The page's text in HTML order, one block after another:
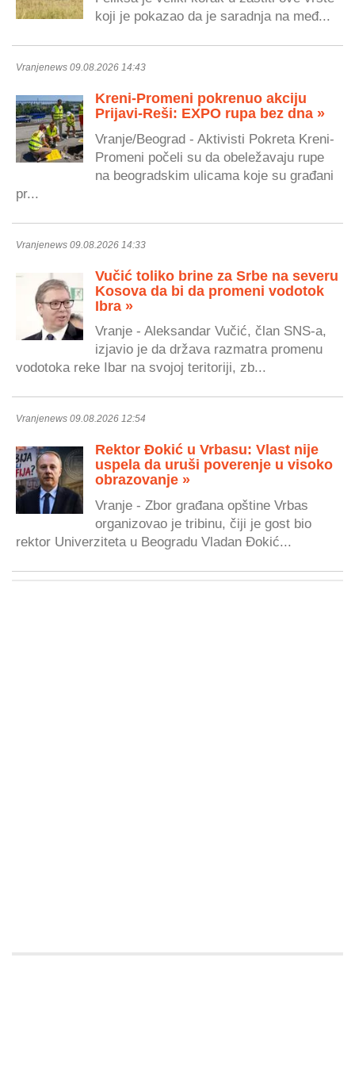
koji je pokazao da je saradnja na međ...
Vranjenews 09.08.2026 14:43
Kreni-Promeni pokrenuo akciju
Prijavi-Reši: EXPO rupa bez dna »
Vranje/Beograd - Aktivisti Pokreta Kreni-
Promeni počeli su da obeležavaju rupe
na beogradskim ulicama koje su građani
pr...
Vranjenews 09.08.2026 14:33
Vučić toliko brine za Srbe na severu
Kosova da bi da promeni vodotok
Ibra »
Vranje - Aleksandar Vučić, član SNS-a,
izjavio je da država razmatra promenu
vodotoka reke Ibar na svojoj teritoriji, zb...
Vranjenews 09.08.2026 12:54
Rektor Đokić u Vrbasu: Vlast nije
uspela da uruši poverenje u visoko
obrazovanje »
Vranje - Zbor građana opštine Vrbas
organizovao je tribinu, čiji je gost bio
rektor Univerziteta u Beogradu Vladan Đokić...